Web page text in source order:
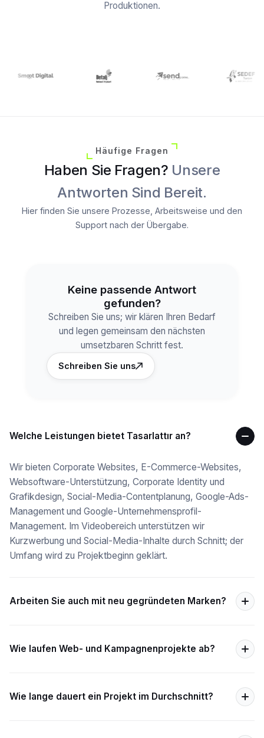
Produktionen.
Häufige Fragen
Haben Sie Fragen? Unsere
Antworten Sind Bereit.
Hier finden Sie unsere Prozesse, Arbeitsweise und den
Support nach der Übergabe.
Keine passende Antwort
gefunden?
Schreiben Sie uns; wir klären Ihren Bedarf
und legen gemeinsam den nächsten
umsetzbaren Schritt fest.
Schreiben Sie uns
Welche Leistungen bietet Tasarlattır an?
Wir bieten Corporate Websites, E-Commerce-Websites,
Websoftware-Unterstützung, Corporate Identity und
Grafikdesign, Social-Media-Contentplanung, Google-Ads-
Management und Google-Unternehmensprofil-
Management. Im Videobereich unterstützen wir
Kurzwerbung und Social-Media-Inhalte durch Schnitt; der
Umfang wird zu Projektbeginn geklärt.
Arbeiten Sie auch mit neu gegründeten Marken?
Wie laufen Web- und Kampagnenprojekte ab?
Wie lange dauert ein Projekt im Durchschnitt?